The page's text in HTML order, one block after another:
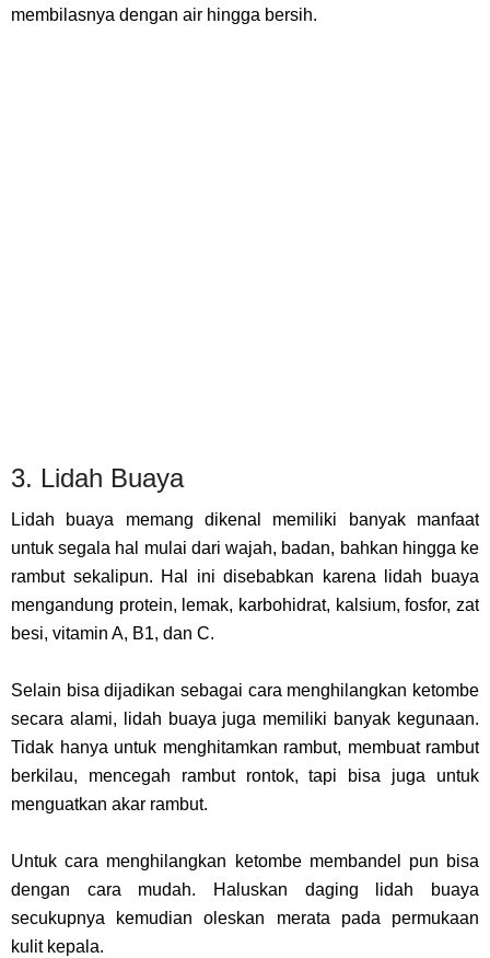
membilasnya dengan air hingga bersih.
3. Lidah Buaya
Lidah buaya memang dikenal memiliki banyak manfaat
untuk segala hal mulai dari wajah, badan, bahkan hingga ke
rambut sekalipun. Hal ini disebabkan karena lidah buaya
mengandung protein, lemak, karbohidrat, kalsium, fosfor, zat
besi, vitamin A, B1, dan C.
Selain bisa dijadikan sebagai cara menghilangkan ketombe
secara alami, lidah buaya juga memiliki banyak kegunaan.
Tidak hanya untuk menghitamkan rambut, membuat rambut
berkilau, mencegah rambut rontok, tapi bisa juga untuk
menguatkan akar rambut.
Untuk cara menghilangkan ketombe membandel pun bisa
dengan cara mudah. Haluskan daging lidah buaya
secukupnya kemudian oleskan merata pada permukaan
kulit kepala.